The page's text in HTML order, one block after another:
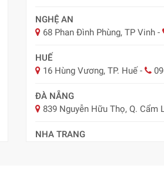
NGHỆ AN
68 Phan Đình Phùng, TP Vinh-
HUẾ
16 Hùng Vương, TP. Huế-
ĐÀ NẴNG
839 Nguyễn Hữu Thọ, Q. Cẩm
NHA TRANG